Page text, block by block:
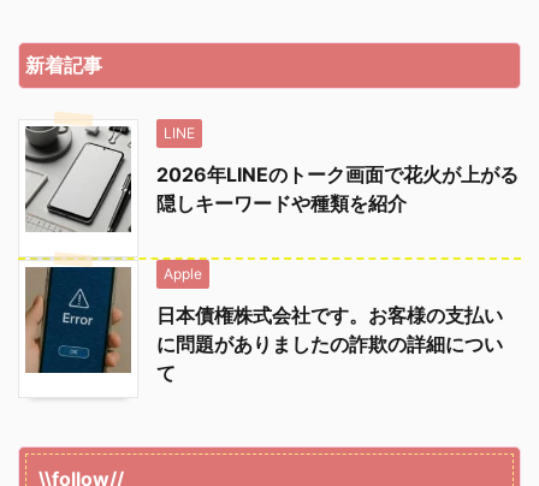
新着記事
LINE
2026年LINEのトーク画面で花火が上がる
隠しキーワードや種類を紹介
Apple
日本債権株式会社です。お客様の支払い
に問題がありましたの詐欺の詳細につい
て
\\follow//